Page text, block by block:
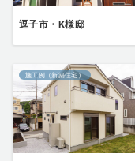
逗子市・K様邸
施工例（新築住宅）